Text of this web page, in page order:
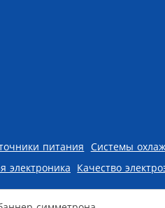
питания Системы
электроника Качество